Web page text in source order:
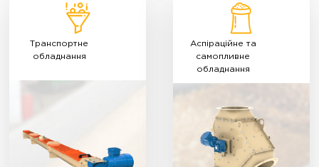
Транспортне
обладнання
Аспіраційне та
самопливне
обладнання